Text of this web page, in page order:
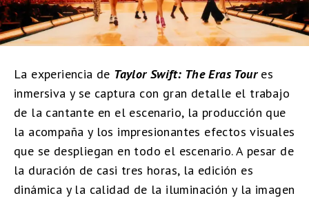
La experiencia de Taylor Swift: The Eras Toures
inmersiva y se captura con gran detalle el trabajo
de la cantante en el escenario, la producción que
la acompaña y los impresionantes efectos visuales
que se despliegan en todo el escenario. A pesar de
la duración de casi tres horas, la edición es
dinámica y la calidad de la iluminación y la imagen